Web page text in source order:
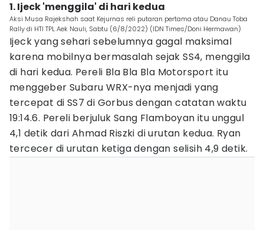
1. Ijeck 'menggila' di hari kedua
Aksi Musa Rajekshah saat Kejurnas reli putaran pertama atau Danau Toba
Rally di HTI TPL Aek Nauli, Sabtu (6/8/2022) (IDN Times/Doni Hermawan)
Ijeck yang sehari sebelumnya gagal maksimal
karena mobilnya bermasalah sejak SS4, menggila
di hari kedua. Pereli Bla Bla Bla Motorsport itu
menggeber Subaru WRX-nya menjadi yang
tercepat di SS7 di Gorbus dengan catatan waktu
19:14.6. Pereli berjuluk Sang Flamboyan itu unggul
4,1 detik dari Ahmad Riszki di urutan kedua. Ryan
tercecer di urutan ketiga dengan selisih 4,9 detik.